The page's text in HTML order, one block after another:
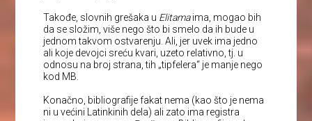
Takođe, slovnih grešaka u Elitamaima, mogao bih
da se složim, više nego što bi smelo da ih bude u
jednom takvom ostvarenju. Ali, jer uvek ima jedno
ali koje devojci sreću kvari, uzeto relativno, tj. u
odnosu na broj strana, tih „tipfelera“ je manje nego
kod MB.
Konačno, bibliografije fakat nema (kao što je nema
ni u većini Latinkinih dela) ali zato ima registra